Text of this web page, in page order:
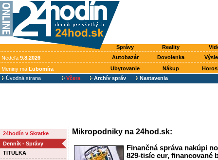
Správy Reality
Nedeľa 9.8.2026 Autobazár Dovolenka
Meniny má Ľubomíra Ubytovanie Nákup
Úvodná strana
Včera Archív správ Nastavenia
24hodín v Skratke
Denník - Správy
TITULKA
Mikropodniky na 24hod.sk:
Finančná správa nakúpi
829-tisíc eur, financované